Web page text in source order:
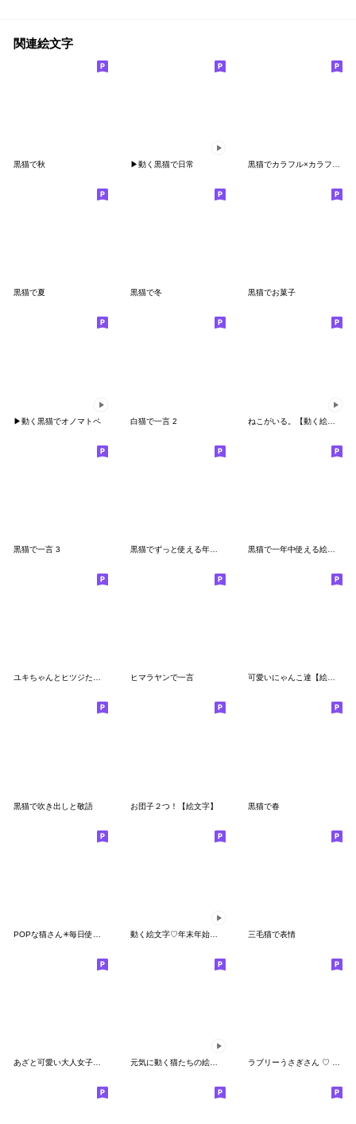
関連絵文字
黒猫で秋 ▶動く黒猫で日常
黒猫で夏 黒猫で冬 黒猫でお菓子
▶動く黒猫でオノマトペ 白猫で一言 2 ねこがいる。【動く絵文字】
黒猫で一言 3 黒猫で一年中使える絵文字
ユキちゃんとヒツジたち2(絵文字)) ヒマラヤンで一言 可愛いにゃんこ達【絵文字-2】
黒猫で吹き出しと敬語 お団子２つ！【絵文字】 黒猫で春
三毛猫で表情
あざと可愛い大人女子のリアクション絵文字 元気に動く猫たちの絵文字 ラブリーうさぎさん ♡ 毎日絵文字